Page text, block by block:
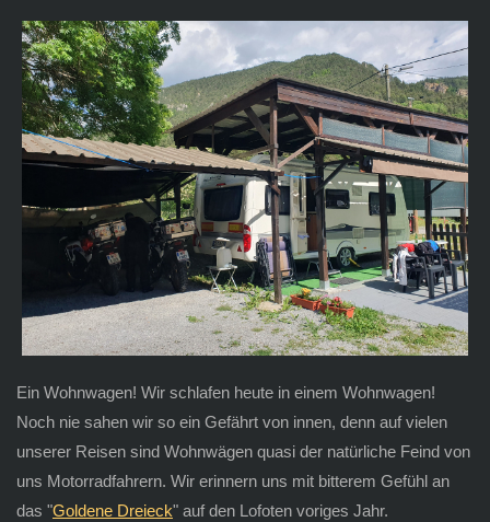
Ein Wohnwagen! Wir schlafen heute in einem Wohnwagen!
Noch nie sahen wir so ein Gefährt von innen, denn auf vielen
unserer Reisen sind Wohnwägen quasi der natürliche Feind von
uns Motorradfahrern. Wir erinnern uns mit bitterem Gefühl an
das "Goldene Dreieck" auf den Lofoten voriges Jahr.